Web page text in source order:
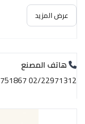
عرض المزيد
هاتف المصنع
02/22971312 02/22751867